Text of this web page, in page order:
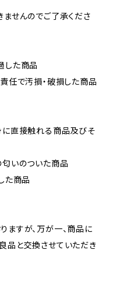
せんのでご了承くださ
した商品
任で汚損・破損した商品
に直接触れる商品及びそ
匂いのついた商品
た商品
ますが、万が一、商品に
品と交換させていただき